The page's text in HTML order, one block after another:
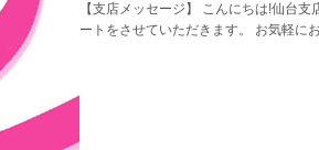
【支店メッセージ】 こんにちは!仙台
ートをさせていただきます。 お気軽に